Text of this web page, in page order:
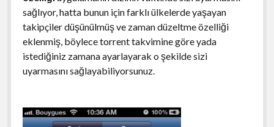
sağlıyor, hatta bunun için farklı ülkelerde yaşayan
takipçiler düşünülmüş ve zaman düzeltme özelliği
eklenmiş, böylece torrent takvimine göre yada
istediğiniz zamana ayarlayarak o şekilde sizi
uyarmasını sağlayabiliyorsunuz.